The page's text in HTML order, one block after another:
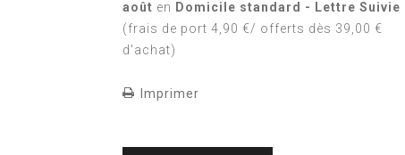
août en Domicile standard - Lettre Suivie
(frais de port 4,90 €/ offerts dès 39,00 €
d'achat)
Imprimer